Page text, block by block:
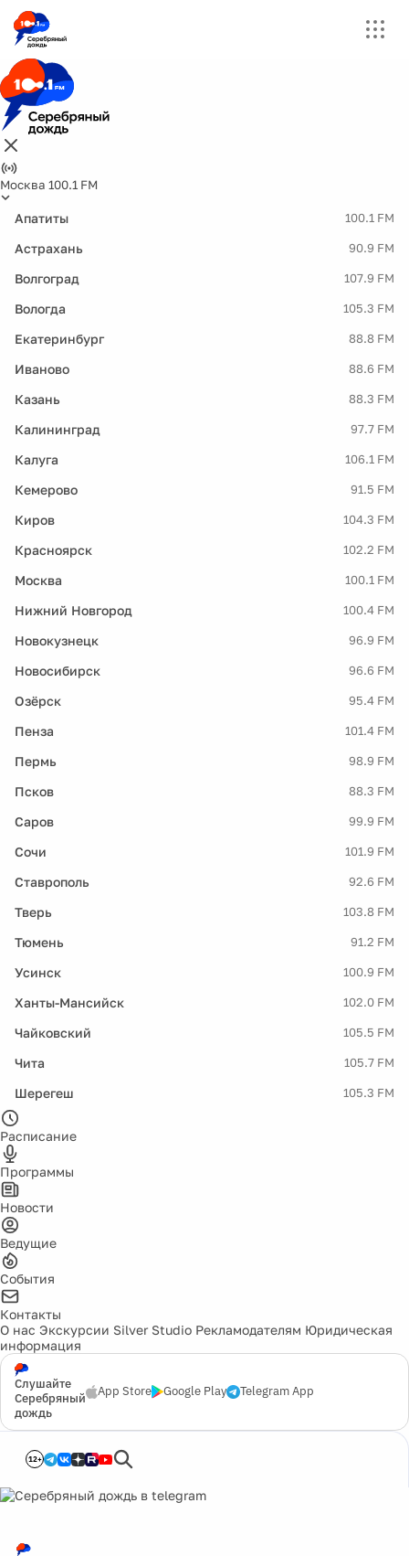
Москва 100.1 FM
Апатиты 100.1 FM
Астрахань 90.9 FM
Волгоград 107.9 FM
Вологда 105.3 FM
Екатеринбург 88.8 FM
Иваново 88.6 FM
Казань 88.3 FM
Калининград 97.7 FM
Калуга 106.1 FM
Кемерово 91.5 FM
Киров 104.3 FM
Красноярск 102.2 FM
Москва 100.1 FM
Нижний Новгород 100.4 FM
Новокузнецк 96.9 FM
Новосибирск 96.6 FM
Озёрск 95.4 FM
Пенза 101.4 FM
Пермь 98.9 FM
Псков 88.3 FM
Саров 99.9 FM
Сочи 101.9 FM
Ставрополь 92.6 FM
Тверь 103.8 FM
Тюмень 91.2 FM
Усинск 100.9 FM
Ханты-Мансийск 102.0 FM
Чайковский 105.5 FM
Чита 105.7 FM
Шерегеш 105.3 FM
Расписание
Программы
Новости
Ведущие
События
Контакты
О нас Экскурсии Silver Studio Рекламодателям Юридическая
информация
Слушайте
Серебряный
дождь
App Store Google Play Telegram App
12+